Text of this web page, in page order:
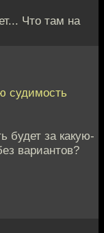
Что там на
судимость
будет за какую-
вариантов?